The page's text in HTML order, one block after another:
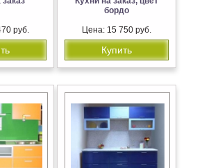
руб.
бордо
Цена: 15 750 руб.
Купить